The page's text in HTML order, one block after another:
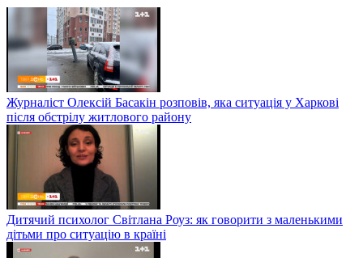
Журналіст Олексій Басакін розповів, яка ситуація у Харкові
після обстрілу житлового району
Дитячий психолог Світлана Роуз: як говорити з маленькими
дітьми про ситуацію в країні